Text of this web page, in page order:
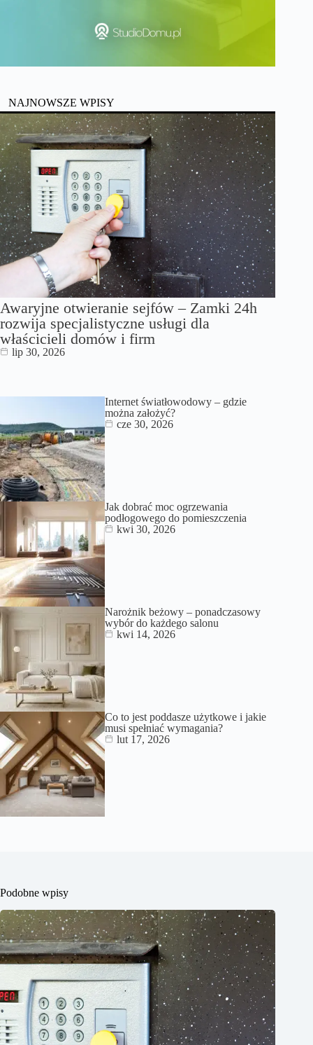
NAJNOWSZE WPISY
Awaryjne otwieranie sejfów – Zamki 24h
rozwija specjalistyczne usługi dla
właścicieli domów i firm
lip 30, 2026
Internet światłowodowy – gdzie
można założyć?
cze 30, 2026
Jak dobrać moc ogrzewania
podłogowego do pomieszczenia
kwi 30, 2026
Narożnik beżowy – ponadczasowy
wybór do każdego salonu
kwi 14, 2026
Co to jest poddasze użytkowe i jakie
musi spełniać wymagania?
lut 17, 2026
Podobne wpisy